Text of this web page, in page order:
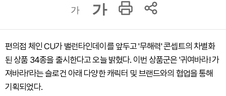
가 가
편의점 체인 CU가 밸런타인데이를 앞두고 '무해력' 콘셉트의 차별화
된 상품 34종을 출시한다고 오늘 밝혔다. 이번 상품군은 '귀여바라! 가
져바라!'라는 슬로건 아래 다양한 캐릭터 및 브랜드와의 협업을 통해
기획되었다.